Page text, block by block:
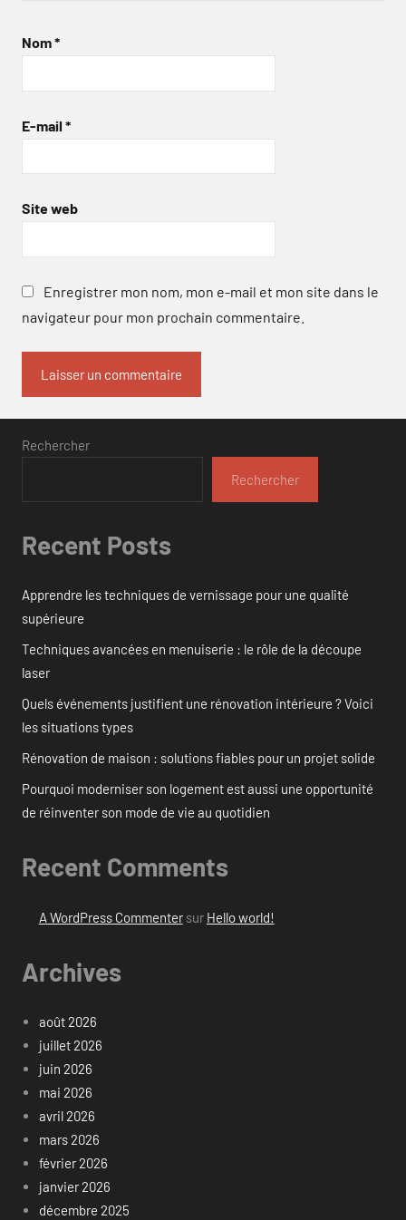
Nom*
E-mail *
Site web
Enregistrer mon nom, mon e-mail et mon site dans le
navigateur pour mon prochain commentaire.
Rechercher
Rechercher
Recent Posts
Apprendre les techniques de vernissage pour une qualité
supérieure
Techniques avancées en menuiserie : le rôle de la découpe
laser
Quels événements justifient une rénovation intérieure ? Voici
les situations types
Rénovation de maison : solutions fiables pour un projet solide
Pourquoi moderniser son logement est aussi une opportunité
de réinventer son mode de vie au quotidien
Recent Comments
A WordPress Commentersur Hello world!
Archives
août 2026
juillet 2026
juin 2026
mai 2026
avril 2026
mars 2026
février 2026
janvier 2026
décembre 2025